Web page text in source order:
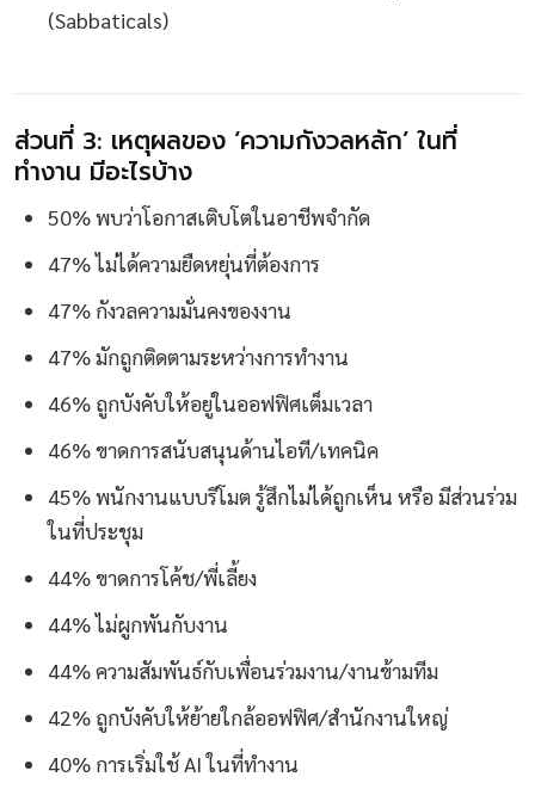
(Sabbaticals)
ส่วนที่ 3: เหตุผลของ ‘ความกังวลหลัก’ ในที่
ทำงาน มีอะไรบ้าง
50% พบว่าโอกาสเติบโตในอาชีพจำกัด
47% ไม่ได้ความยืดหยุ่นที่ต้องการ
47% กังวลความมั่นคงของงาน
47% มักถูกติดตามระหว่างการทำงาน
46% ถูกบังคับให้อยู่ในออฟฟิศเต็มเวลา
46% ขาดการสนับสนุนด้านไอที/เทคนิค
45% พนักงานแบบรีโมต รู้สึกไม่ได้ถูกเห็น หรือ มีส่วนร่วม
ในที่ประชุม
44% ขาดการโค้ช/พี่เลี้ยง
44% ไม่ผูกพันกับงาน
44% ความสัมพันธ์กับเพื่อนร่วมงาน/งานข้ามทีม
42% ถูกบังคับให้ย้ายใกล้ออฟฟิศ/สำนักงานใหญ่
40% การเริ่มใช้ AI ในที่ทำงาน